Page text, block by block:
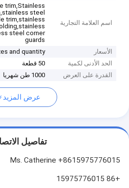
اسم العلامة التجارية
trim,Stainless
steel
trim,stainless
steel corner
guards
الأسعار
and quantity
الحد الأدنى لكمية
50 قطعة
القدرة على العرض
1000 طن شهريا
عرض المزيد
تفاصيل
Ms. Catherine +8615975776015
+86 15975776015